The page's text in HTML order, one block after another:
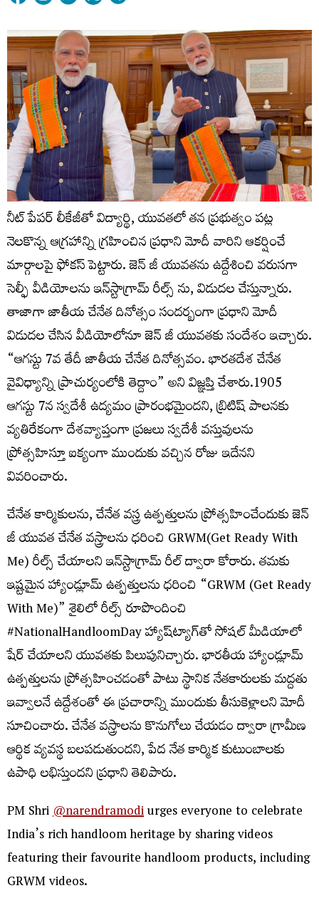
నీట్ పేపర్ లీకేజీతో విద్యార్థి, యువతలో తన ప్రభుత్వం పట్ల
నెలకొన్న ఆగ్రహాన్ని గ్రహించిన ప్రధాని మోదీ వారిని ఆకర్షించే
మార్గాలపై ఫోకస్ పెట్టారు. జెన్ జీ యువతను ఉద్దేశించి వరుసగా
సెల్ఫీ వీడియోలను ఇన్‌స్టాగ్రామ్ రీల్స్ ను, విడుదల చేస్తున్నారు.
తాజాగా జాతీయ చేనేత దినోత్సం సందర్బంగా ప్రధాని మోదీ
విడుదల చేసిన వీడియోలోనూ జెన్ జీ యువతకు సందేశం ఇచ్చారు.
“ఆగస్టు 7వ తేదీ జాతీయ చేనేత దినోత్సవం. భారతదేశ చేనేత
వైవిధ్యాన్ని ప్రాచుర్యంలోకి తెద్దాం” అని విజ్ఞప్తి చేశారు.1905
ఆగస్టు 7న స్వదేశీ ఉద్యమం ప్రారంభమైందని, బ్రిటిష్ పాలనకు
వ్యతిరేకంగా దేశవ్యాప్తంగా ప్రజలు స్వదేశీ వస్తువులను
ప్రోత్సహిస్తూ ఐక్యంగా ముందుకు వచ్చిన రోజు ఇదేనని
వివరించారు.
చేనేత కార్మికులను, చేనేత వస్త్ర ఉత్పత్తులను ప్రోత్సహించేందుకు జెన్
జీ యువత చేనేత వస్త్రాలను ధరించి GRWM(Get Ready With
Me) రీల్స్ చేయాలని ఇన్‌స్టాగ్రామ్ రీల్‌ ద్వారా కోరారు. తమకు
ఇష్టమైన హ్యాండ్లూమ్ ఉత్పత్తులను ధరించి “GRWM (Get Ready
With Me)” శైలిలో రీల్స్ రూపొందించి
#NationalHandloomDay హ్యాష్‌ట్యాగ్‌తో సోషల్ మీడియాలో
షేర్ చేయాలని యువతకు పిలుపునిచ్చారు. భారతీయ హ్యాండ్లూమ్
ఉత్పత్తులను ప్రోత్సహించడంతో పాటు స్థానిక నేతకారులకు మద్దతు
ఇవ్వాలనే ఉద్దేశంతో ఈ ప్రచారాన్ని ముందుకు తీసుకెళ్లాలని మోదీ
సూచించారు. చేనేత వస్త్రాలను కొనుగోలు చేయడం ద్వారా గ్రామీణ
ఆర్థిక వ్యవస్థ బలపడుతుందని, పేద నేత కార్మిక కుటుంబాలకు
ఉపాధి లభిస్తుందని ప్రధాని తెలిపారు.
PM Shri@narendramodiurges everyone to celebrate
India’s rich handloom heritage by sharing videos
featuring their favourite handloom products, including
GRWM videos.